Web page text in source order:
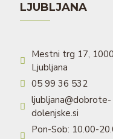
LJUBLJANA
Mestni trg 17, 1000
Ljubljana
05 99 36 532
ljubljana@dobrote-
dolenjske.si
Pon-Sob: 10.00-